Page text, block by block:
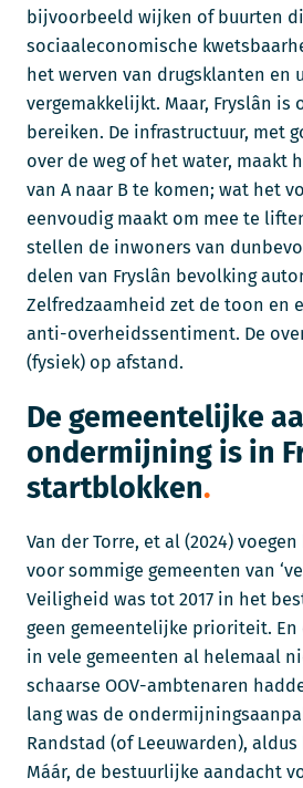
bijvoorbeeld wijken of buurten
sociaaleconomische
het werven van drugsklanten en
vergemakkelijkt. Maar, Fryslân is
bereiken. De infrastructuur, met
over de weg of het water, maakt
van A naar B te komen; wat het
eenvoudig maakt om mee te
stellen de inwoners van
delen van Fryslân bevolking
Zelfredzaamheid zet de toon en
anti-overheidssentiment. De
(fysiek) op afstand.
De gemeentelijke
ondermijning is in
startblokken
Van der Torre, et al (2024)
voor sommige gemeenten van
Veiligheid was tot 2017 in het
geen gemeentelijke prioriteit.
in vele gemeenten al helemaal
schaarse OOV-ambtenaren
lang was de
Randstad (of Leeuwarden),
Máár, de bestuurlijke aandacht